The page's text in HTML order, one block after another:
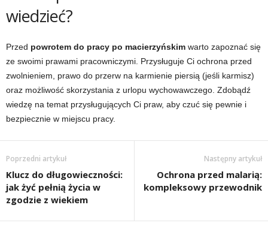
wiedzieć?
Przed powrotem do pracy po macierzyńskim warto zapoznać się
ze swoimi prawami pracowniczymi. Przysługuje Ci ochrona przed
zwolnieniem, prawo do przerw na karmienie piersią (jeśli karmisz)
oraz możliwość skorzystania z urlopu wychowawczego. Zdobądź
wiedzę na temat przysługujących Ci praw, aby czuć się pewnie i
bezpiecznie w miejscu pracy.
Poprzedni artykuł
Klucz do długowieczności:
jak żyć pełnią życia w
zgodzie z wiekiem
Następny artykuł
Ochrona przed malarią:
kompleksowy przewodnik